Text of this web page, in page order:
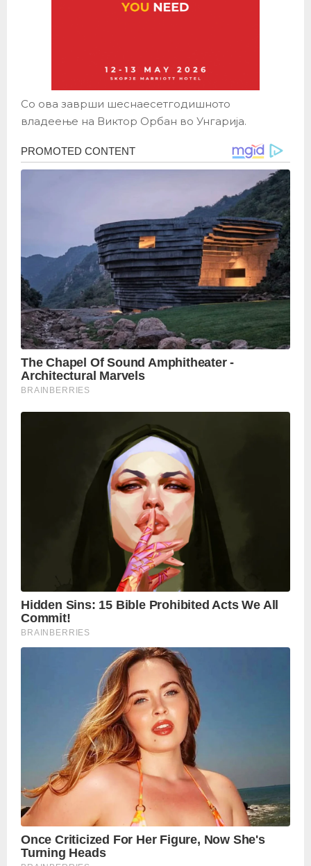
Со ова заврши шеснаесетгодишното
владеење на Виктор Орбан во Унгарија.